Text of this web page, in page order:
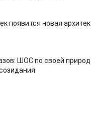
появится новая
ШОС по своей